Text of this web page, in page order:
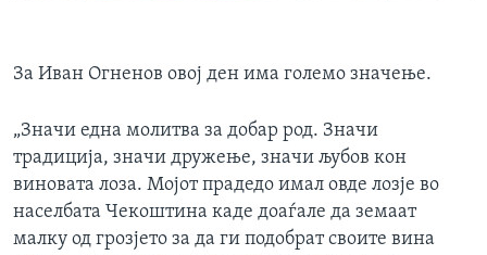
За Иван Огненов овој ден има големо значење.
„Значи една молитва за добар род. Значи
традиција, значи дружење, значи љубов кон
виновата лоза. Мојот прадедо имал овде лозје во
населбата Чекоштина каде доаѓале да земаат
малку од грозјето за да ги подобрат своите вина